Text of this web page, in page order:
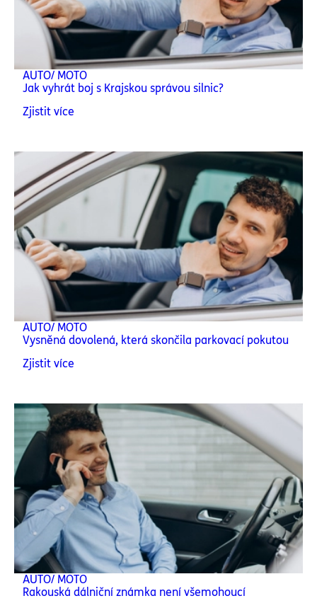
AUTO/ MOTO
Jak vyhrát boj s Krajskou správou silnic?
Zjistit více
AUTO/ MOTO
Vysněná dovolená, která skončila parkovací pokutou
Zjistit více
AUTO/ MOTO
Rakouská dálniční známka není všemohoucí